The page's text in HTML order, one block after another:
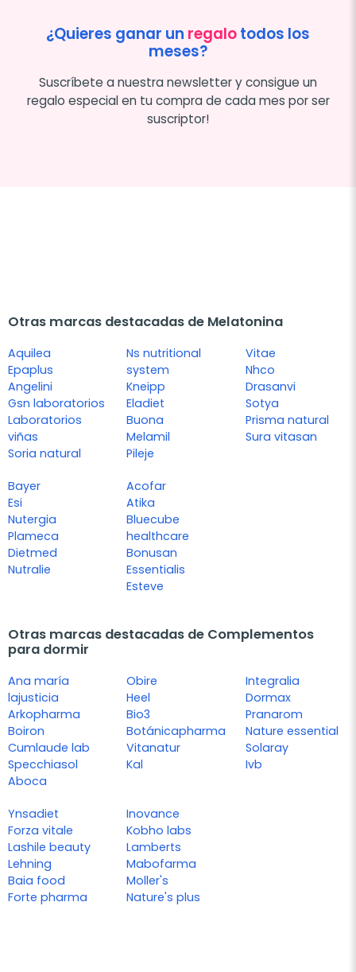
¿Quieres ganar un regalotodos los
meses?
Suscríbete a nuestra newsletter y consigue un
regalo especial en tu compra de cada mes por ser
suscriptor!
Otras marcas destacadas de Melatonina
Aquilea
Epaplus
Angelini
Gsn laboratorios
Laboratorios
viñas
Soria natural
Ns nutritional
system
Kneipp
Eladiet
Buona
Melamil
Pileje
Vitae
Nhco
Drasanvi
Sotya
Prisma natural
Sura vitasan
Bayer
Esi
Nutergia
Plameca
Dietmed
Nutralie
Acofar
Atika
Bluecube
healthcare
Bonusan
Essentialis
Esteve
Otras marcas destacadas de Complementos
para dormir
Ana maría
lajusticia
Arkopharma
Boiron
Cumlaude lab
Specchiasol
Aboca
Obire
Heel
Bio3
Botánicapharma
Vitanatur
Kal
Integralia
Dormax
Pranarom
Nature essential
Solaray
Ivb
Ynsadiet
Forza vitale
Lashile beauty
Lehning
Baia food
Forte pharma
Inovance
Kobho labs
Lamberts
Mabofarma
Moller's
Nature's plus